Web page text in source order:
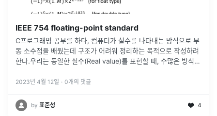
IEEE 754 floating-point standard
C프로그래밍 공부를 하다, 컴퓨터가 실수를 나타내는 방식으로 부
동 소수점을 배웠는데 구조가 어려워 정리하는 목적으로 작성하려
한다.우리는 동일한 실수(Real value)를 표현할 때, 수많은 방식으
소...
2023년 4월 12일 · 0개의 댓글
by 표준성 4